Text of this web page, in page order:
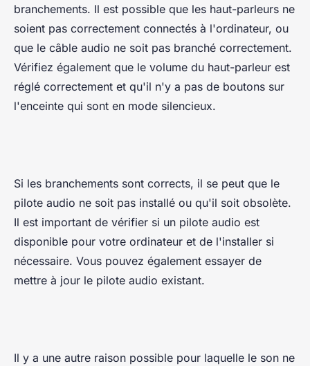
branchements. Il est possible que les haut-parleurs ne
soient pas correctement connectés à l'ordinateur, ou
que le câble audio ne soit pas branché correctement.
Vérifiez également que le volume du haut-parleur est
réglé correctement et qu'il n'y a pas de boutons sur
l'enceinte qui sont en mode silencieux.
Si les branchements sont corrects, il se peut que le
pilote audio ne soit pas installé ou qu'il soit obsolète.
Il est important de vérifier si un pilote audio est
disponible pour votre ordinateur et de l'installer si
nécessaire. Vous pouvez également essayer de
mettre à jour le pilote audio existant.
Il y a une autre raison possible pour laquelle le son ne